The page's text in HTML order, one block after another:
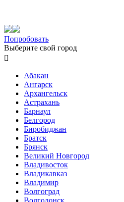
Попробовать
Выберите свой город

Абакан
Ангарск
Архангельск
Астрахань
Барнаул
Белгород
Биробиджан
Братск
Брянск
Великий Новгород
Владивосток
Владикавказ
Владимир
Волгоград
Волгодонск